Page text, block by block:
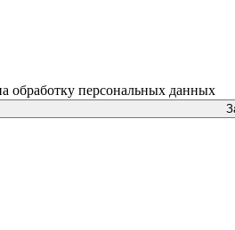
обработку персональных данных